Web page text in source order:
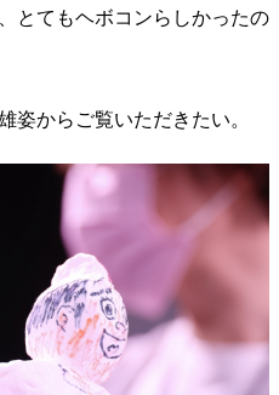
とてもヘボコンらしかったの
姿からご覧いただきたい。